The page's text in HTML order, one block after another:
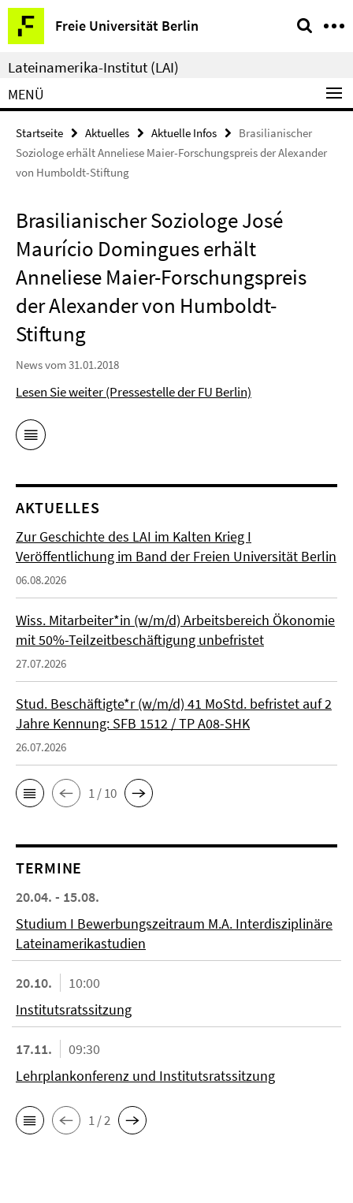
Springe
direkt
zu
Inhalt
Freie Universität Berlin
Service-
Navigation
Lateinamerika-Institut (LAI)
MENÜ
Startseite Aktuelles Aktuelle Infos
Brasilianischer
Soziologe erhält Anneliese Maier-Forschungspreis der Alexander
von Humboldt-Stiftung
Brasilianischer Soziologe José
Maurício Domingues erhält
Anneliese Maier-Forschungspreis
der Alexander von Humboldt-
Stiftung
News vom 31.01.2018
Lesen Sie weiter (Pressestelle der FU Berlin)
AKTUELLES
Zur Geschichte des LAI im Kalten Krieg I
Veröffentlichung im Band der Freien Universität Berlin
06.08.2026
Wiss. Mitarbeiter*in (w/m/d) Arbeitsbereich Ökonomie
mit 50%-Teilzeitbeschäftigung unbefristet
27.07.2026
Stud. Beschäftigte*r (w/m/d) 41 MoStd. befristet auf 2
Jahre Kennung: SFB 1512 / TP A08-SHK
26.07.2026
1 / 10
TERMINE
20.04. - 15.08.
Studium I Bewerbungszeitraum M.A. Interdisziplinäre
Lateinamerikastudien
20.10.
10:00
Institutsratssitzung
17.11.
09:30
Lehrplankonferenz und Institutsratssitzung
1 / 2